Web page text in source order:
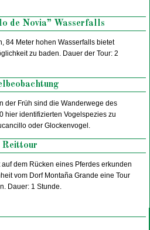
de Novia” Wasserfalls
84 Meter hohen Wasserfalls bietet
zu baden. Dauer der Tour: 2
der Früh sind die Wanderwege des
hier identifizierten Vogelspezies zu
oder Glockenvogel.
Reittour
dem Rücken eines Pferdes erkunden
vom Dorf Montaña Grande eine Tour
Dauer: 1 Stunde.